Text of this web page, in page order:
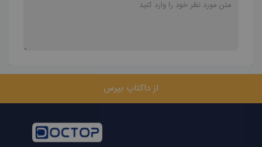
از داکتاپ بپرس